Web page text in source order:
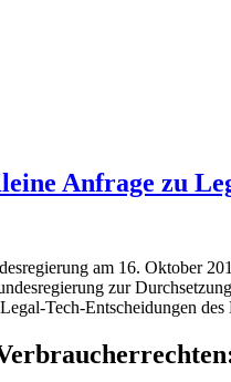
Anfrage zu
am 16. Oktober
zur
Tech-Entscheidungen